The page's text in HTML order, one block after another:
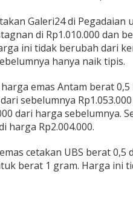
Galeri24 di Pegadaian
di Rp1.010.000 dan
ini tidak berubah dari
hanya naik tipis.
emas Antam berat
sebelumnya
dari harga sebelumnya.
harga Rp2.004.000.
cetakan UBS berat 0,5
berat 1 gram. Harga ini